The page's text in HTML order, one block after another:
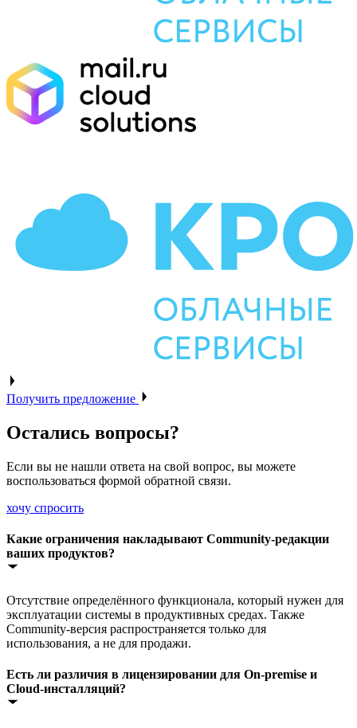
Получить предложение
Остались вопросы?
Если вы не нашли ответа на свой вопрос, вы можете
воспользоваться формой обратной связи.
хочу спросить
Какие ограничения накладывают Community-редакции
ваших продуктов?
Отсутствие определённого функционала, который нужен для
эксплуатации системы в продуктивных средах. Также
Community-версия распространяется только для
использования, а не для продажи.
Есть ли различия в лицензировании для On-premise и
Cloud-инсталляций?